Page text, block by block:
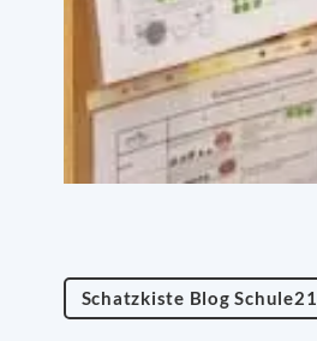
Schatzkiste Blog Schule21